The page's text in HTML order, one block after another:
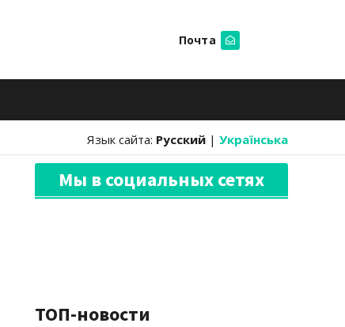
Почта
Язык сайта: Русский | Українська
Мы в социальных сетях
ТОП-новости